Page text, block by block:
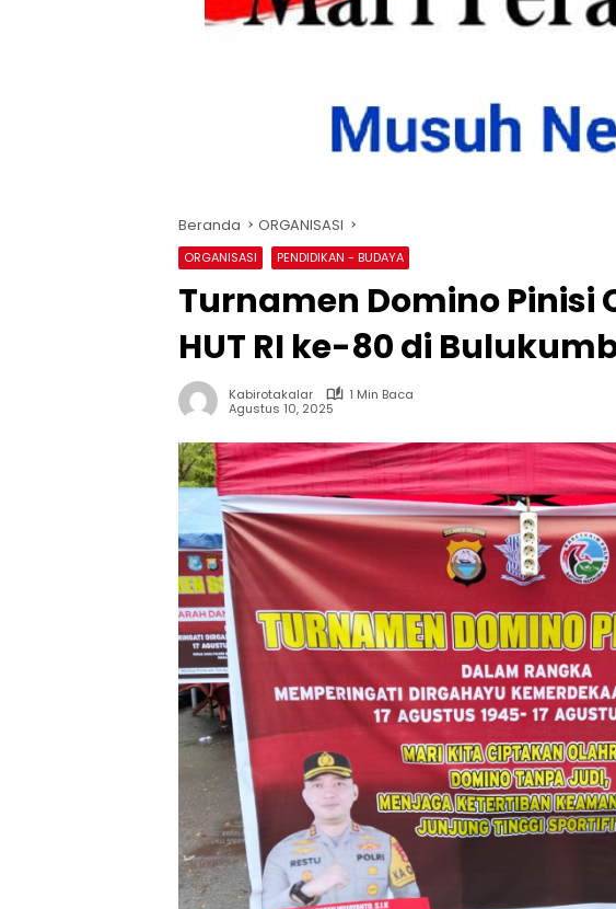
Beranda ORGANISASI
ORGANISASI PENDIDIKAN - BUDAYA
Turnamen Domino Pinisi
HUT RI ke-80 di
Kabirotakalar
1 Min Baca
Agustus 10, 2025